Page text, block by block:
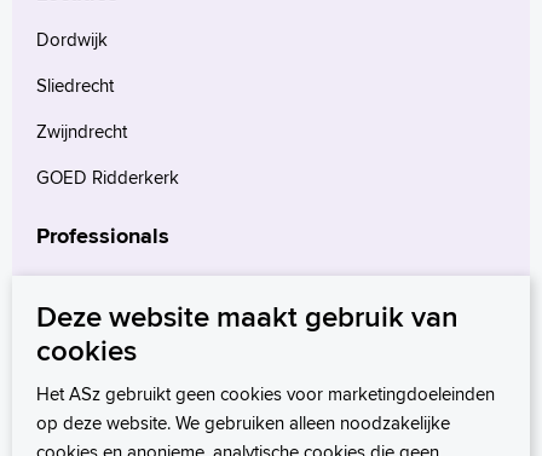
Dordwijk
Sliedrecht
Zwijndrecht
GOED Ridderkerk
Professionals
Verwijzers
Wetenschappelijk onderzoek
Deze website maakt gebruik van
cookies
Het ASz gebruikt geen cookies voor marketingdoeleinden
op deze website. We gebruiken alleen noodzakelijke